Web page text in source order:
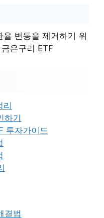
변동을 제거하기 위
은구리 ETF
리
하기
투자가이드
결법